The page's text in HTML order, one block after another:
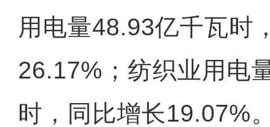
用电量48.93亿千瓦时
26.17%；纺织业用电
时，同比增长19.07%